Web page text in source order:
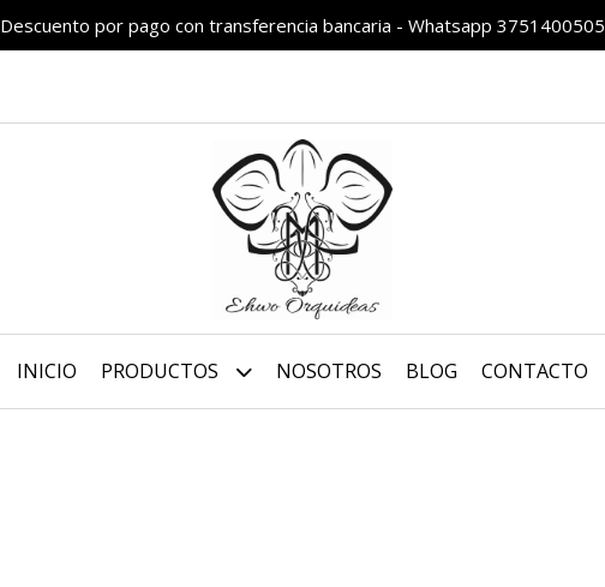
Descuento por pago con transferencia bancaria - Whatsapp 3751400505
INICIO PRODUCTOS NOSOTROS BLOG CONTACTO